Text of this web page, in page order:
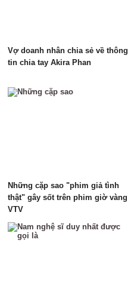
Vợ doanh nhân chia sẻ về thông
tin chia tay Akira Phan
Những cặp sao "phim giả tình
thật" gây sốt trên phim giờ vàng
VTV